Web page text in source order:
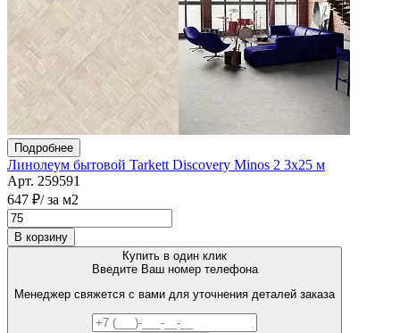
Подробнее
Линолеум бытовой Tarkett Discovery Minos 2 3х25 м
Арт. 259591
647 ₽/ за м2
В корзину
Купить в один клик
Введите Ваш номер телефона
Менеджер свяжется с вами для уточнения деталей заказа